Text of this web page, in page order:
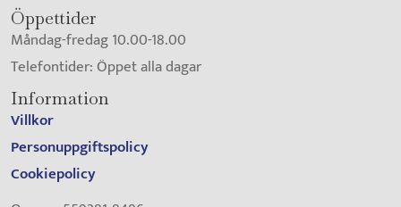
Öppettider
Måndag-fredag 10.00-18.00
Telefontider: Öppet alla dagar
Information
Villkor
Personuppgiftspolicy
Cookiepolicy